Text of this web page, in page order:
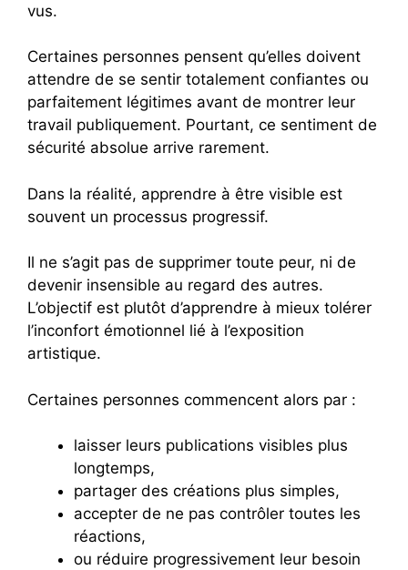
vus.
Certaines personnes pensent qu’elles doivent
attendre de se sentir totalement confiantes ou
parfaitement légitimes avant de montrer leur
travail publiquement. Pourtant, ce sentiment de
sécurité absolue arrive rarement.
Dans la réalité, apprendre à être visible est
souvent un processus progressif.
Il ne s’agit pas de supprimer toute peur, ni de
devenir insensible au regard des autres.
L’objectif est plutôt d’apprendre à mieux tolérer
l’inconfort émotionnel lié à l’exposition
artistique.
Certaines personnes commencent alors par :
laisser leurs publications visibles plus
longtemps,
partager des créations plus simples,
accepter de ne pas contrôler toutes les
réactions,
ou réduire progressivement leur besoin